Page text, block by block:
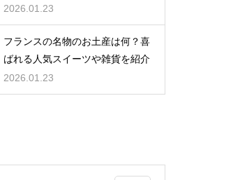
方を紹介
2026.01.23
フランスの名物のお土産は何？喜
ばれる人気スイーツや雑貨を紹介
2026.01.23